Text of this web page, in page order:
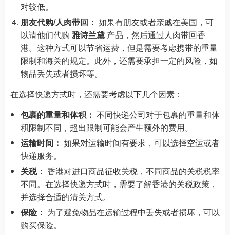
对较低。
朋友代购/人肉带回： 如果有朋友或者亲戚在美国，可
以请他们代购 雅诗兰黛 产品，然后通过人肉带回香
港。这种方式可以节省运费，但是需要考虑携带的重量
限制和海关的规定。此外，还需要承担一定的风险，如
物品丢失或者损坏等。
在选择快递方式时，还需要考虑以下几个因素：
包裹的重量和体积： 不同快递公司对于包裹的重量和体
积限制不同，超出限制可能会产生额外的费用。
运输时间： 如果对运输时间有要求，可以选择空运或者
快递服务。
关税： 香港对进口商品征收关税，不同商品的关税税率
不同。在选择快递方式时，需要了解香港的关税政策，
并选择合适的清关方式。
保险： 为了避免物品在运输过程中丢失或者损坏，可以
购买保险。